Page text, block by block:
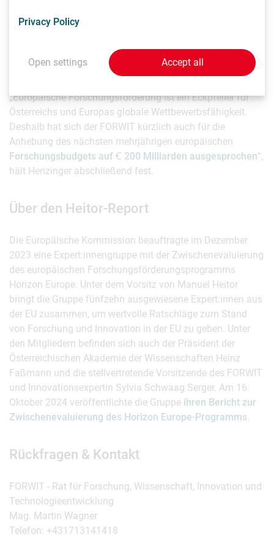
aufgerufen, sich zu beteiligen.
Auch der FORWIT werde seinem Auftrag entsprechend
weiterhin seinen Beitrag dazu leisten und der
„Europäische Forschungsförderung ist ein Eckpfeiler für
Österreichs und Europas globale Wettbewerbsfähigkeit.
Deshalb hat sich der FORWIT kürzlich auch für die
Anhebung des nächsten mehrjährigen europäischen
Forschungsbudgets auf Ꞓ 200 Milliarden ausgesprochen“,
hält Henzinger abschließend fest.
Über den Heitor-Report
Die Europäische Kommission beauftragte im Dezember
2023 eine Expert:innengruppe mit der Zwischenevaluierung
des europäischen Forschungsförderungsprogramms
Horizon Europe. Unter dem Vorsitz von Manuel Heitor
bringt die Gruppe fünfzehn ausgewiesene Expert:innen aus
der EU zusammen, um wertvolle Ratschläge zum Stand
von Forschung und Innovation in der EU zu geben. Unter
den Mitgliedern befinden sich auch der Präsident der
Österreichischen Akademie der Wissenschaften Heinz
Faßmann und die stellvertretende Vorsitzende des FORWIT
und Innovationsexpertin Sylvia Schwaag Serger. Am 16.
Oktober 2024 veröffentlichte die Gruppe ihren Bericht zur
Zwischenevaluierung des Horizon Europe-Programms.
Rückfragen & Kontakt
FORWIT - Rat für Forschung, Wissenschaft, Innovation und
Technologieentwicklung
Mag. Martin Wagner
Telefon: +431713141418
Privacy Policy
Open settings Accept all